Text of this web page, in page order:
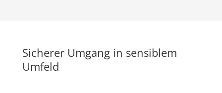
Sicherer Umgang in sensiblem
Umfeld